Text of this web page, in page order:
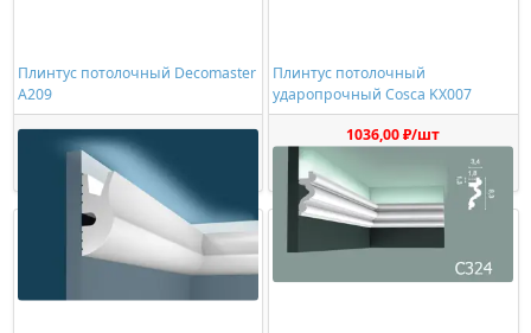
Плинтус потолочный Decomaster
A209
1085,00 ₽/шт
Купить
Плинтус потолочный
ударопрочный Cosca KX007
1036,00 ₽/шт